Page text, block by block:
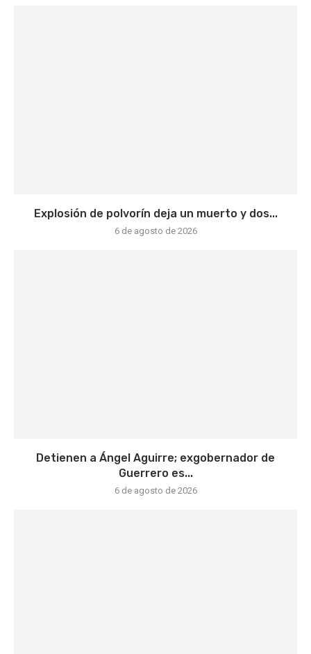
Explosión de polvorín deja un muerto y dos...
6 de agosto de 2026
Detienen a Ángel Aguirre; exgobernador de
Guerrero es...
6 de agosto de 2026